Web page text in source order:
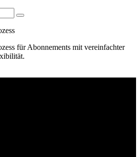
für Abonnements mit vereinfachter